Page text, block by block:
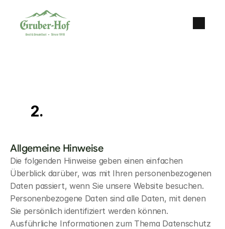
Allgemeine Hinweise
Die folgenden Hinweise geben einen einfachen
Überblick darüber, was mit Ihren personenbezogenen
Daten passiert, wenn Sie unsere Website besuchen.
Personenbezogene Daten sind alle Daten, mit denen
Sie persönlich identifiziert werden können.
Ausführliche Informationen zum Thema Datenschutz